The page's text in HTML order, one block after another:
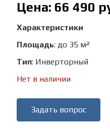
Цена: 66 490
Характеристики
Площадь: до 35 м²
Тип: Инверторный
Нет в наличии
Задать вопрос